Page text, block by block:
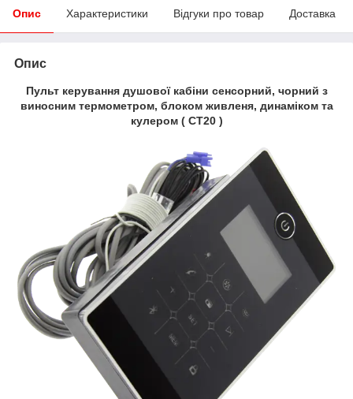
Опис Характеристики Відгуки про товар Доставка
Опис
Пульт керування душової кабіни сенсорний, чорний з
виносним термометром, блоком живленя, динаміком та
кулером ( СТ20 )